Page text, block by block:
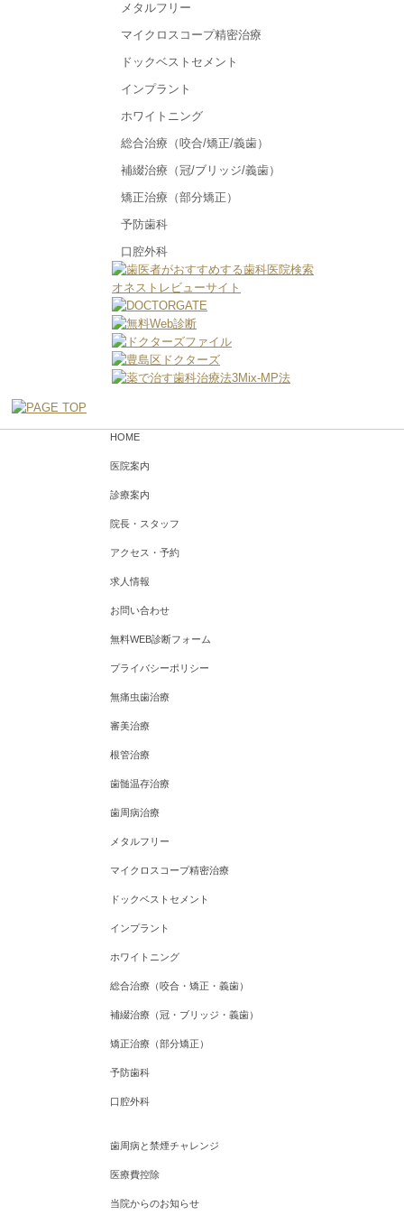
メタルフリー
マイクロスコープ精密治療
ドックベストセメント
インプラント
ホワイトニング
総合治療（咬合/矯正/義歯）
補綴治療（冠/ブリッジ/義歯）
矯正治療（部分矯正）
予防歯科
口腔外科
HOME
医院案内
診療案内
院長・スタッフ
アクセス・予約
求人情報
お問い合わせ
無料WEB診断フォーム
プライバシーポリシー
無痛虫歯治療
審美治療
根管治療
歯髄温存治療
歯周病治療
メタルフリー
マイクロスコープ精密治療
ドックベストセメント
インプラント
ホワイトニング
総合治療（咬合・矯正・義歯）
補綴治療（冠・ブリッジ・義歯）
矯正治療（部分矯正）
予防歯科
口腔外科
歯周病と禁煙チャレンジ
医療費控除
当院からのお知らせ